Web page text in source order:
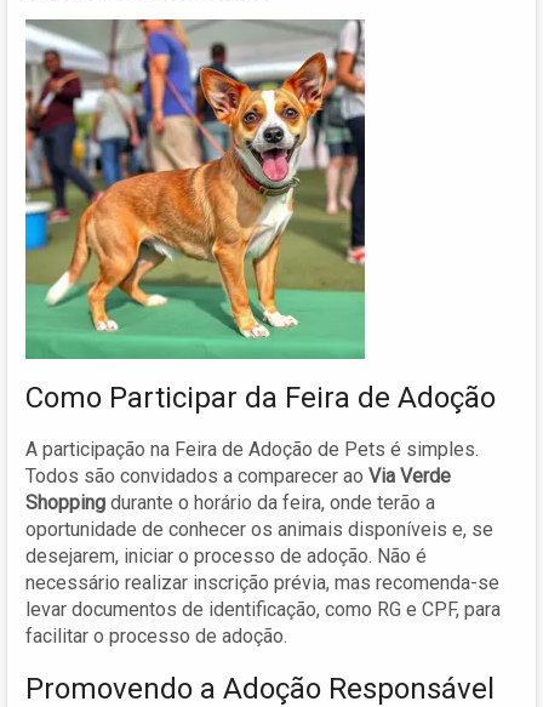
Como Participar da Feira de Adoção
A participação na Feira de Adoção de Pets é simples.
Todos são convidados a comparecer ao Via Verde
Shopping durante o horário da feira, onde terão a
oportunidade de conhecer os animais disponíveis e, se
desejarem, iniciar o processo de adoção. Não é
necessário realizar inscrição prévia, mas recomenda-se
levar documentos de identificação, como RG e CPF, para
facilitar o processo de adoção.
Promovendo a Adoção Responsável